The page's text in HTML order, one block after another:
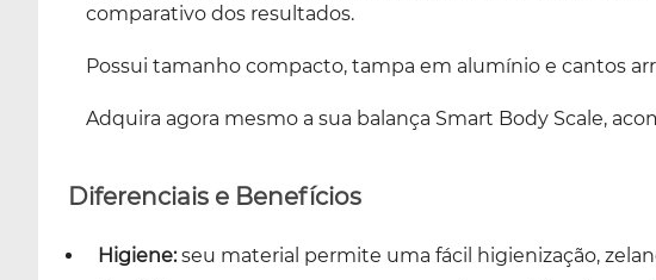
comparativo dos resultados.
Possui tamanho compacto, tampa em alumínio e cantos
Adquira agora mesmo a sua balança Smart Body Scale,
Diferenciais e Benefícios
Higiene:seu material permite uma fácil higienização,